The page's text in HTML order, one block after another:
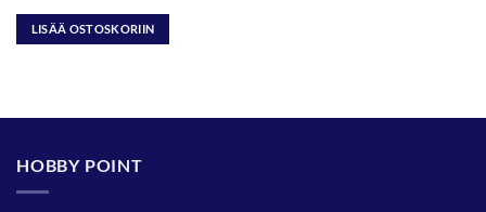
LISÄÄ OSTOSKORIIN
HOBBY POINT